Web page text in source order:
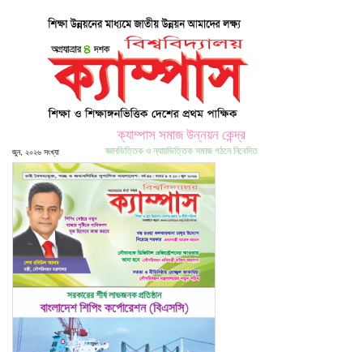
ক্যাম্পাস সমাজ উন্নয়ন কেন্দ্র
জ্ঞানভিত্তিক ও ন্যায়ভিত্তিক সমাজ গঠনে নিবেদিত
জুন, ২০২৬ সংখ্যা